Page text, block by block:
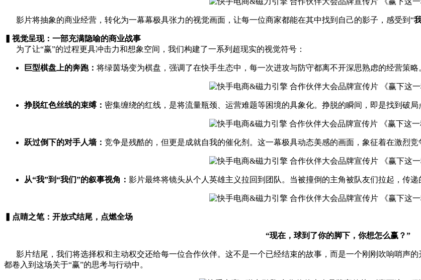
影片将抽象的商业经营，转化为一幕幕极具张力的视觉画面，让每一位商家都能在其中找到自己的影子，感受到“
▍视觉呈现：一部充满隐喻的商业战事
为了让“赢”的过程更具冲击力和想象空间，我们构建了一系列超现实的视觉符号：
巨型棋盘上的奔跑： 将绿茵场变为棋盘，强调了在快手生态中，每一次进攻与防守都离不开深思熟虑的经营策略
挣脱红色丝线的束缚： 密集缠绕的红线，是将流量瓶颈、运营难题等困境的具象化。挣脱的瞬间，即是找到破局
跃过倒下的对手人墙： 竞争是残酷的，但更是成就自我的催化剂。这一幕极具动态美感的画面，象征着在激烈竞
从“我”到“我们”的叙事视角： 影片最终将镜头从个人英雄主义拉回到团队。当被撞倒的主角被队友们拉起，传
▍点睛之笔：开放式结尾，点燃全场
“现在，球到了你的脚下，你想怎么赢？”
影片结尾，我们将选择权和主动权交还给每一位合作伙伴。这不是一个已经结束的故事，而是一个刚刚吹响哨声
都卷入到这场关于“赢”的思考与行动中。